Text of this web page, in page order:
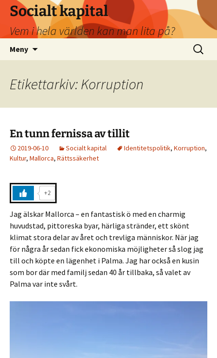
Socialt kapital
Vem i hela världen kan man lita på?
Meny
Sök
efter:
Etikettarkiv: Korruption
En tunn fernissa av tillit
2019-06-10 Socialt kapital Identitetspolitik, Korruption,
Kultur, Mallorca, Rättssäkerhet
+2
Jag älskar Mallorca – en fantastisk ö med en charmig
huvudstad, pittoreska byar, härliga stränder, ett skönt
klimat stora delar av året och trevliga människor. När jag
för några år sedan fick ekonomiska möjligheter så slog jag
till och köpte en lägenhet i Palma. Jag har också en kusin
som bor där med familj sedan 40 år tillbaka, så valet av
Palma var inte svårt.